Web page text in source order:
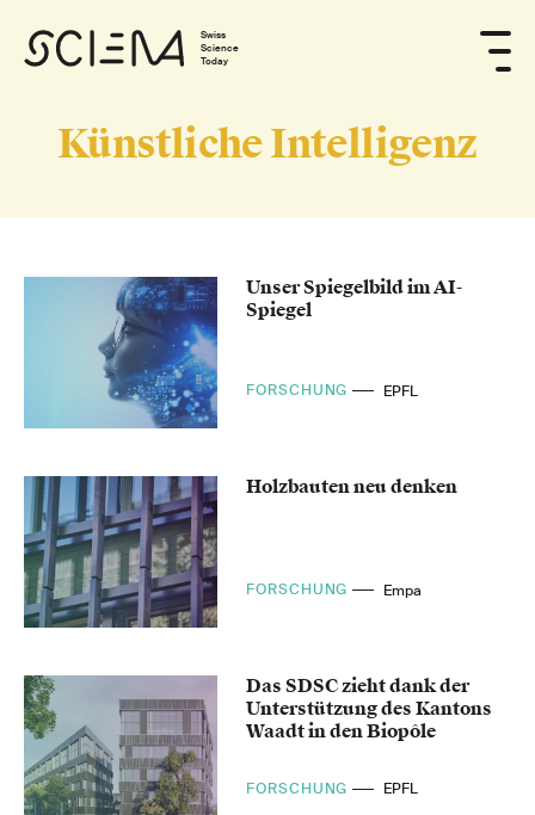
Swiss
Science
Today
Künstliche Intelligenz
Unser Spiegelbild im AI-
Spiegel
FORSCHUNG EPFL
Holzbauten neu denken
FORSCHUNG Empa
Das SDSC zieht dank der
Unterstützung des Kantons
Waadt in den Biopôle
FORSCHUNG EPFL